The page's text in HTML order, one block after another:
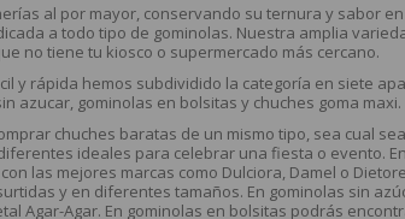
al por mayor, conservando su ternura y sabor
a todo tipo de gominolas. Nuestra amplia
no tiene tu kiosco o supermercado más cercano.
y rápida hemos subdividido la categoría en siete
azucar, gominolas en bolsitas y chuches goma maxi.
chuches baratas de un mismo tipo, sea cual
ideales para celebrar una fiesta o evento.
las mejores marcas como Dulciora, Damel o
y en diferentes tamaños. En gominolas sin
Agar-Agar. En gominolas en bolsitas podrás